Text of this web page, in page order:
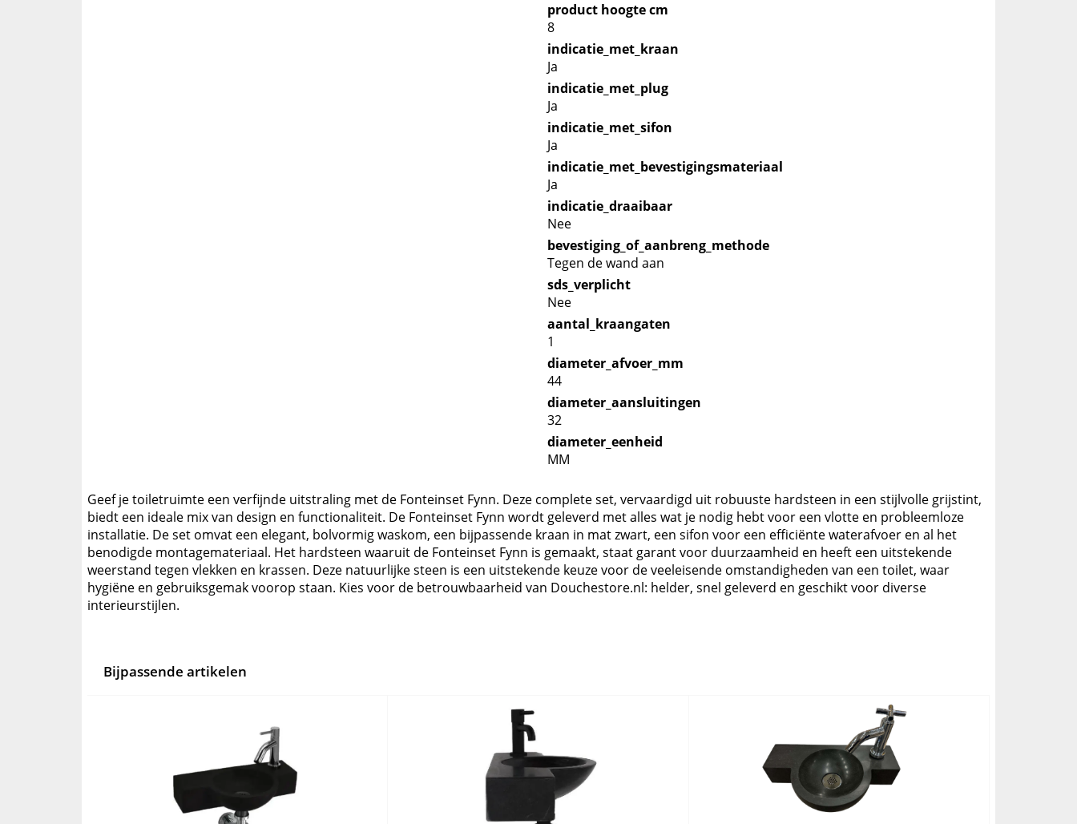
product hoogte cm
8
indicatie_met_kraan
Ja
indicatie_met_plug
Ja
indicatie_met_sifon
Ja
indicatie_met_bevestigingsmateriaal
Ja
indicatie_draaibaar
Nee
bevestiging_of_aanbreng_methode
Tegen de wand aan
sds_verplicht
Nee
aantal_kraangaten
1
diameter_afvoer_mm
44
diameter_aansluitingen
32
diameter_eenheid
MM
Geef je toiletruimte een verfijnde uitstraling met de Fonteinset Fynn. Deze complete set, vervaardigd uit robuuste hardsteen in een stijlvolle grijstint,
biedt een ideale mix van design en functionaliteit. De Fonteinset Fynn wordt geleverd met alles wat je nodig hebt voor een vlotte en probleemloze
installatie. De set omvat een elegant, bolvormig waskom, een bijpassende kraan in mat zwart, een sifon voor een efficiënte waterafvoer en al het
benodigde montagemateriaal. Het hardsteen waaruit de Fonteinset Fynn is gemaakt, staat garant voor duurzaamheid en heeft een uitstekende
weerstand tegen vlekken en krassen. Deze natuurlijke steen is een uitstekende keuze voor de veeleisende omstandigheden van een toilet, waar
hygiëne en gebruiksgemak voorop staan. Kies voor de betrouwbaarheid van Douchestore.nl: helder, snel geleverd en geschikt voor diverse
interieurstijlen.
Bijpassende artikelen